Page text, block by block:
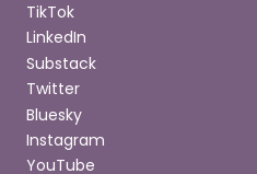
TikTok
LinkedIn
Substack
Twitter
Bluesky
Instagram
YouTube